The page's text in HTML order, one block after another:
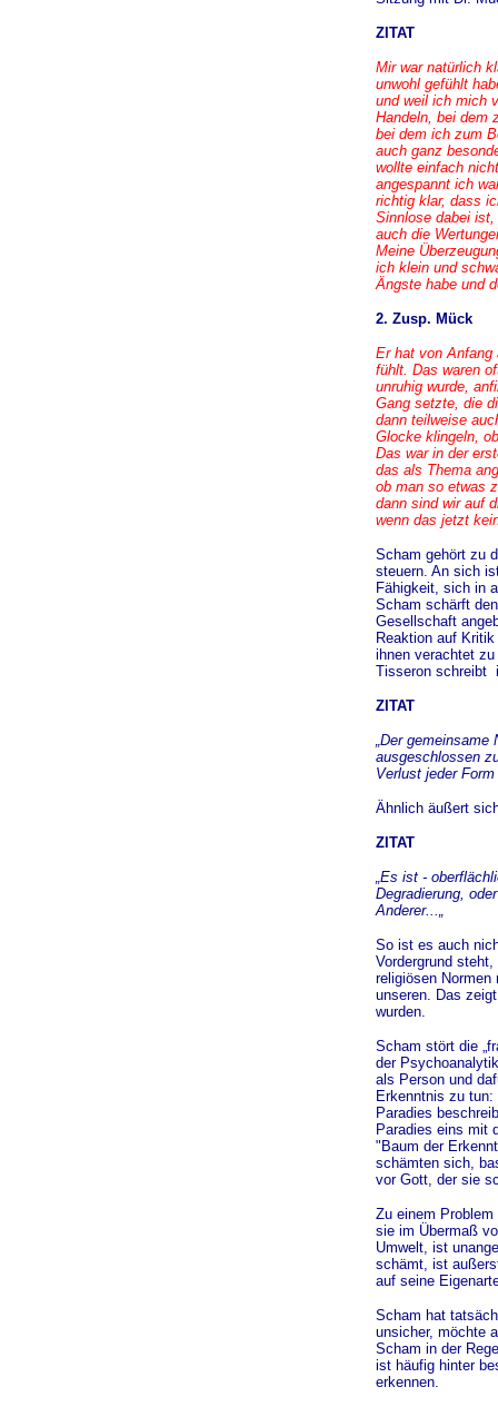
ZITAT
Mir war natürlich
unwohl gefühlt
und weil ich mich
Handeln, bei dem
bei dem ich zum
auch ganz
wollte einfach
angespannt ich
richtig klar, dass
Sinnlose dabei
auch die
Meine
ich klein und
Ängste habe und
2. Zusp. Mück
Er hat von Anfang
fühlt. Das waren
unruhig wurde,
Gang setzte, die
dann teilweise
Glocke klingeln,
Das war in der
das als Thema
ob man so etwas
dann sind wir auf
wenn das jetzt
Scham gehört zu
steuern. An sich
Fähigkeit, sich in
Scham schärft
Gesellschaft
Reaktion auf
ihnen verachtet
Tisseron schreibt
ZITAT
„Der gemeinsame
ausgeschlossen
Verlust jeder
Ähnlich äußert
ZITAT
„Es ist -
Degradierung,
Anderer...„
So ist es auch
Vordergrund steht,
religiösen
unseren. Das
wurden.
Scham stört die
der
als Person und
Erkenntnis zu
Paradies
Paradies eins mit
"Baum der
schämten sich,
vor Gott, der sie
Zu einem
sie im Übermaß
Umwelt, ist
schämt, ist
auf seine
Scham hat
unsicher, möchte
Scham in der
ist häufig hinter
erkennen.